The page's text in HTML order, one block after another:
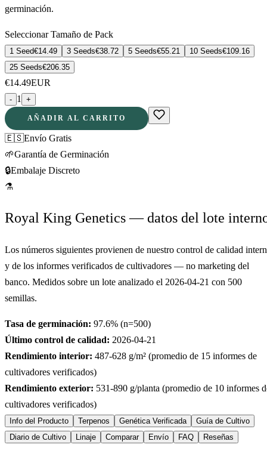
germinación.
Seleccionar Tamaño de Pack
1 Seed€14.49 3 Seeds€38.72 5 Seeds€55.21 10 Seeds€109.16
25 Seeds€206.35
€14.49EUR
- 1 +
AÑADIR AL CARRITO
🇪🇸Envío Gratis
🌱Garantía de Germinación
🔒Embalaje Discreto
⚗
Royal King Genetics — datos del lote
Los números siguientes provienen de nuestro control de calidad
y de los informes verificados de cultivadores — no marketing del
banco. Medidos sobre un lote analizado el 2026-04-21 con 500
semillas.
Tasa de germinación: 97.6% (n=500)
Último control de calidad: 2026-04-21
Rendimiento interior: 487-628 g/m² (promedio de 15 informes de
cultivadores verificados)
Rendimiento exterior: 531-890 g/planta (promedio de 10 informes
cultivadores verificados)
Info del Producto Terpenos Genética Verificada
Guía de Cultivo
Diario de Cultivo
Linaje Comparar Envío FAQ Reseñas